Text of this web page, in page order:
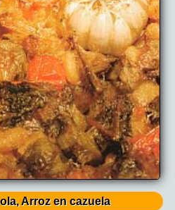
Arroz en cazuela